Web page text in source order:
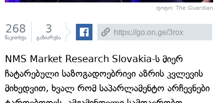
ფოტო: The Guardian
268
წაკითხვა
3
გაზიარება
NMS Market Research Slovakia-ს მიერ
ჩატარებული საზოგადოებრივი აზრის კვლევის
მიხედვით, ხვალ რომ საპარლამენტო არჩევნები